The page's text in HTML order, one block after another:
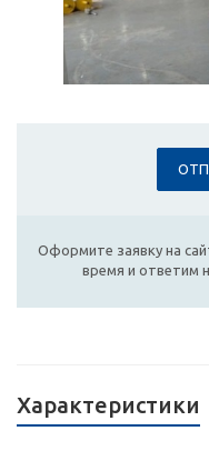
Оформите заявку на
время и ответим
Характеристики